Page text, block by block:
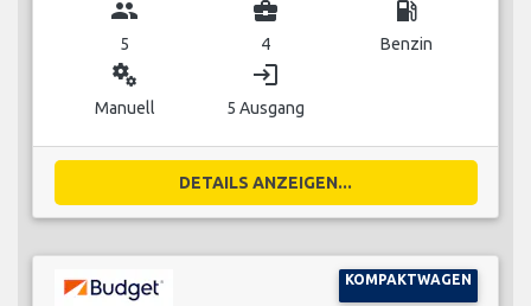
group
5
business_center
4
local_gas_station
Benzin
miscellaneous_services
Manuell
login
5 Ausgang
DETAILS ANZEIGEN...
KOMPAKTWAGEN